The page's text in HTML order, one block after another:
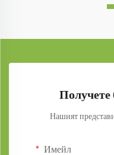
Получете
Нашият
Имейл